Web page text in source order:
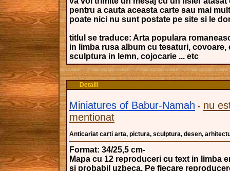
pentru a cauta aceasta carte sau mai
poate nici nu sunt postate pe site si le
titlul se traduce: Arta populara
in limba rusa album cu tesaturi, covoare,
sculptura in lemn, cojocarie ... etc
Detalii
Miniatures of Babur-Namah - nu
mentionat
Anticariat carti arta, pictura, sculptura, desen,
Format: 34/25,5 cm-
Mapa cu 12 reproduceri cu text in limba
si probabil uzbeca. Pe fiecare